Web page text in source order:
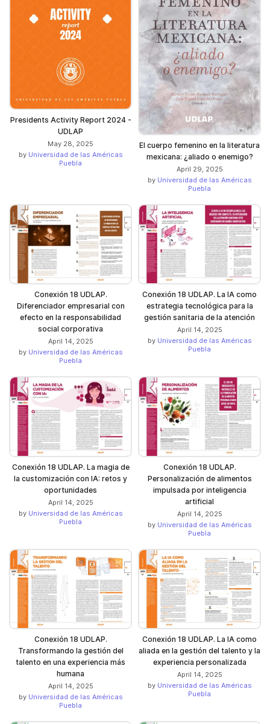
Presidents Activity Report 2024 -
UDLAP
May 28, 2025
by Universidad de las Américas
Puebla
El cuerpo femenino en la literatura
mexicana: ¿aliado o enemigo?
April 29, 2025
by Universidad de las Américas
Puebla
Conexión 18 UDLAP.
Diferenciador empresarial con
efecto en la responsabilidad
social corporativa
April 14, 2025
by Universidad de las Américas
Puebla
Conexión 18 UDLAP. La IA como
estrategia tecnológica para la
gestión sanitaria de la atención
April 14, 2025
by Universidad de las Américas
Puebla
Conexión 18 UDLAP. La magia de
la customización con IA: retos y
oportunidades
April 14, 2025
by Universidad de las Américas
Puebla
Conexión 18 UDLAP.
Personalización de alimentos
impulsada por inteligencia
artificial
April 14, 2025
by Universidad de las Américas
Puebla
Conexión 18 UDLAP.
Transformando la gestión del
talento en una experiencia más
humana
April 14, 2025
by Universidad de las Américas
Puebla
Conexión 18 UDLAP. La IA como
aliada en la gestión del talento y la
experiencia personalizada
April 14, 2025
by Universidad de las Américas
Puebla